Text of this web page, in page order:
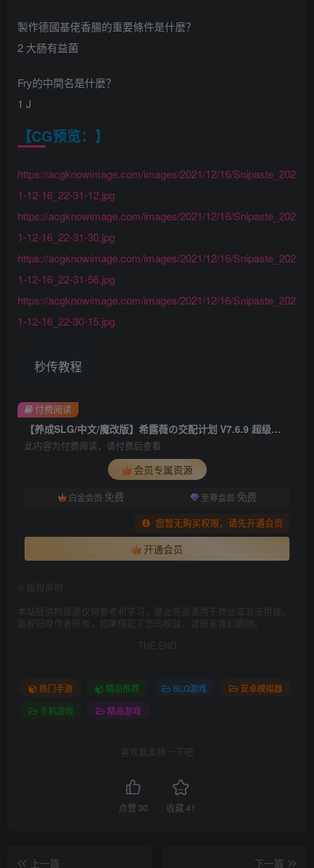
製作德國基佬香腸的重要條件是什麼？
2 大肠有益菌
Fry的中間名是什麼？
1 J
【CG预览：】
https://acgknowimage.com/images/2021/12/16/Snipaste_202
1-12-16_22-31-12.jpg
https://acgknowimage.com/images/2021/12/16/Snipaste_202
1-12-16_22-31-30.jpg
https://acgknowimage.com/images/2021/12/16/Snipaste_202
1-12-16_22-31-56.jpg
https://acgknowimage.com/images/2021/12/16/Snipaste_202
1-12-16_22-30-15.jpg
秒传教程
【养成SLG/中文/魔改版】希露薇の交配计划 V7.6.9 超级魔改步兵汉化版【安卓】
此内容为付费阅读，请付费后查看
会员专属资源
白金会员 免费 至尊会员 免费
您暂无购买权限，请先开通会员
开通会员
付费阅读
版权声明
本站提供的资源仅供参考和学习，禁止将资源用于商业或非法用途。
版权归原作者所有，如果侵犯了您的权益，请联系我们删除。
THE END
热门手游 精品推荐 SLG游戏
安卓模拟器
手机游戏
精品游戏
喜欢就支持一下吧
点赞 30 收藏41
上一篇
下一篇